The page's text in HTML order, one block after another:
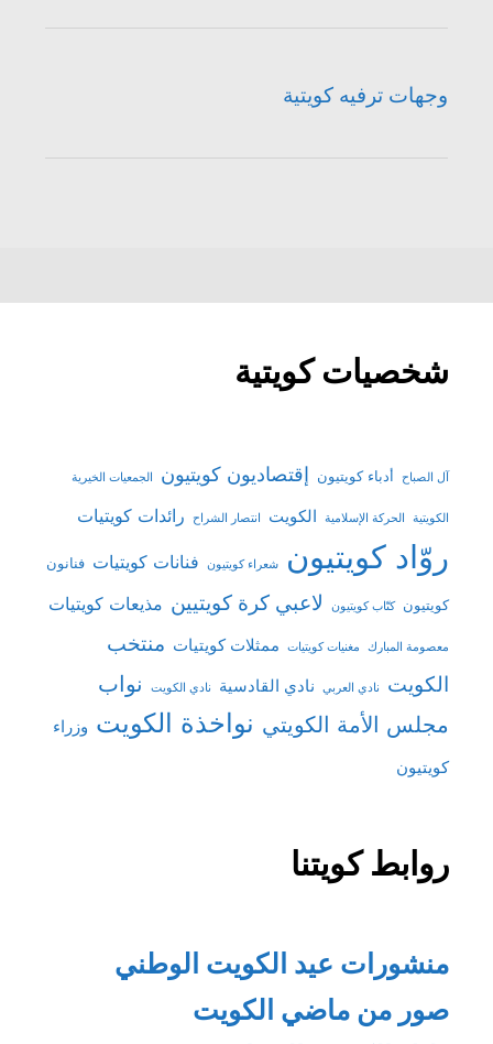
وجهات ترفيه كويتية
شخصيات كويتية
آل الصباح أدباء كويتيون إقتصاديون كويتيون الجمعيات الخيرية
الكويتية الحركة الإسلامية الكويت انتصار الشراح رائدات كويتيات
روّاد كويتيون شعراء كويتيون فنانات كويتيات فنانون
كويتيون كتّاب كويتيون لاعبي كرة كويتيين مذيعات كويتيات
معصومة المبارك مغنيات كويتيات ممثلات كويتيات منتخب
الكويت
نادي العربي نادي القادسية نادي الكويت
نواب
مجلس الأمة الكويتي نواخذة الكويت وزراء
كويتيون
روابط كويتنا
منشورات عيد الكويت الوطني
صور من ماضي الكويت